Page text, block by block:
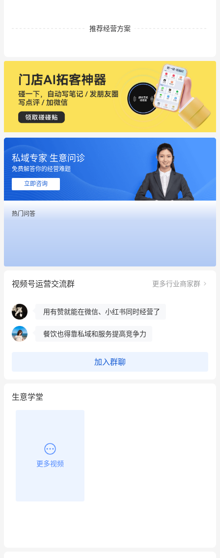
推荐经营方案
私域专家 生意问诊
免费解答你的经营难题
立即咨询
热门问答
视频号运营交流群 更多行业商家群
这个营销策划案例推荐大家看一下
用有赞就能在微信、小红书同时经营了
冰墩墩货源充足需要的联系我
这个营销策划案例推荐大家看一下
用有赞就能在微信、小红书同时经营了
餐饮也得靠私域和服务提高竞争力
加入群聊
生意学堂
更多视频